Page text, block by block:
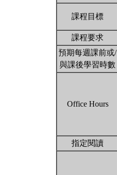
課程目標
課程要求
預期每週課前或/
與課後學習時數
Office Hours
指定閱讀